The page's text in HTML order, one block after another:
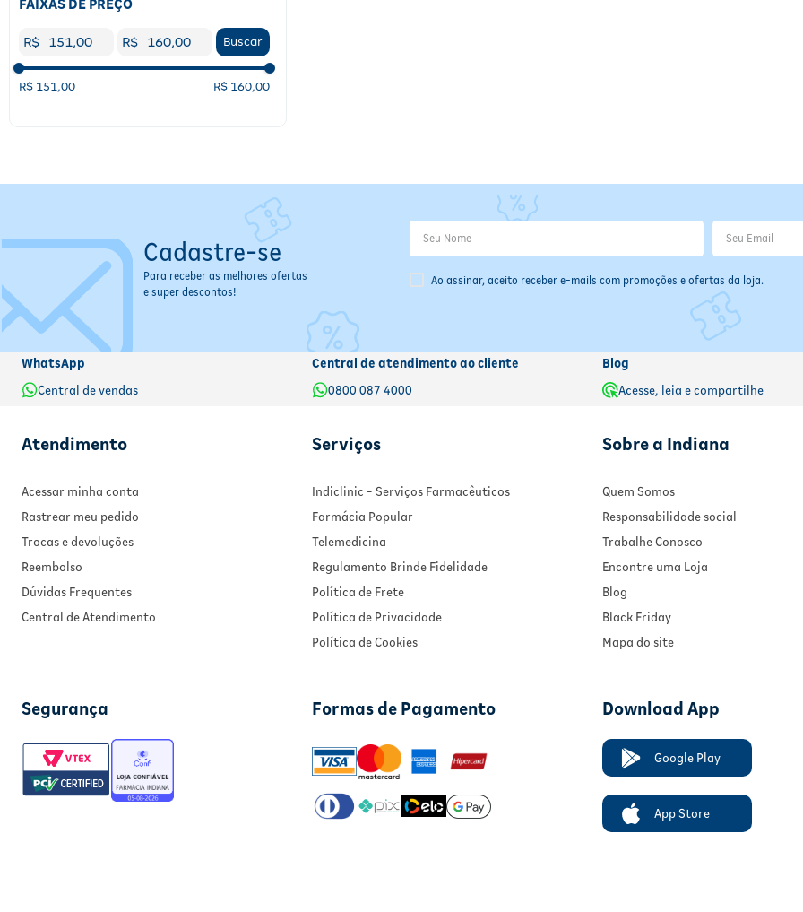
FAIXAS DE PREÇO
R$ R$ Buscar
R$ 151,00 R$ 160,00
Cadastre-se
Para receber as melhores ofertas
e super descontos!
Ao assinar, aceito receber e-mails com promoções e ofertas da loja.
WhatsApp
Central de vendas
Central de atendimento ao cliente
0800 087 4000
Blog
Acesse, leia e compartilhe
Atendimento
Acessar minha conta
Rastrear meu pedido
Trocas e devoluções
Reembolso
Dúvidas Frequentes
Central de Atendimento
Serviços
Indiclinic - Serviços Farmacêuticos
Farmácia Popular
Telemedicina
Regulamento Brinde Fidelidade
Política de Frete
Política de Privacidade
Política de Cookies
Sobre a Indiana
Quem Somos
Responsabilidade social
Trabalhe Conosco
Encontre uma Loja
Blog
Black Friday
Mapa do site
Segurança Formas de Pagamento Download App
Google Play
App Store